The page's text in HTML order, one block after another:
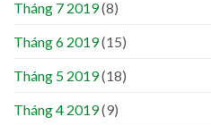
Tháng 7 2019(8)
Tháng 6 2019(15)
Tháng 5 2019(18)
Tháng 4 2019(9)